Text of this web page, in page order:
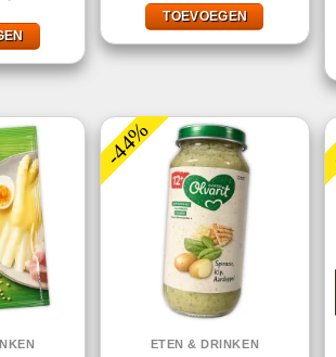
€7,95.
€4,65. €2,00.
TOEVOEGEN
-44%
ETEN & DRINKEN